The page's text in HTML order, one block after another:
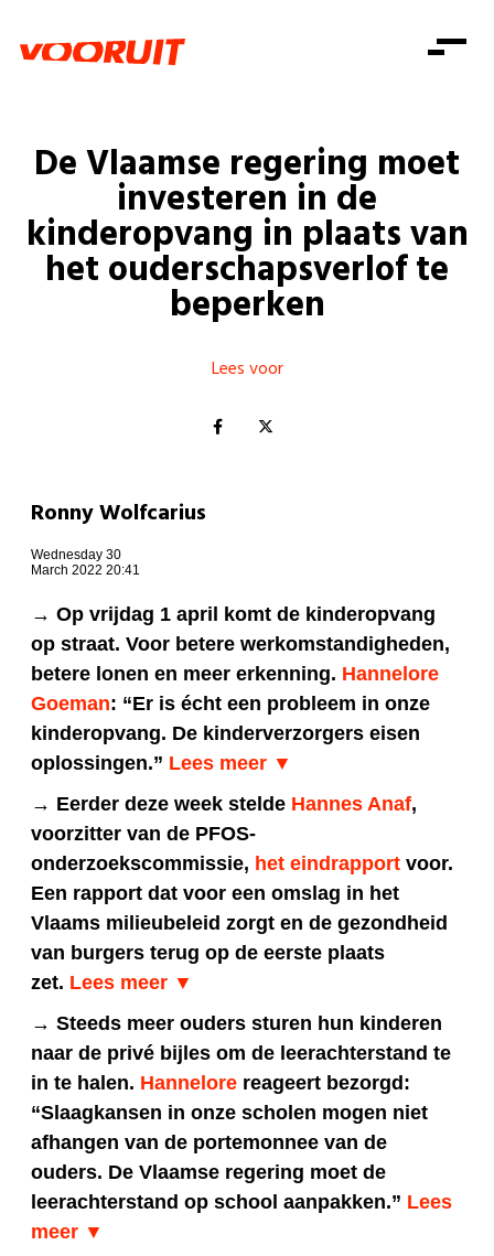
Zorg
Gelijke kansen
Welzijn
Consumentenbescherming
Pensioenen
Onze mensen
Standpunten
Vacatures
Doe mee
Doe mee
Word lid
Mis niets
Shop
Zoeken
Login
Login
Doe mee
De Vlaamse regering moet
investeren in de
kinderopvang in plaats van
het ouderschapsverlof te
beperken
Lees voor
Ronny Wolfcarius
Wednesday 30
March 2022 20:41
→ Op vrijdag 1 april komt de kinderopvang
op straat. Voor betere werkomstandigheden,
betere lonen en meer erkenning. Hannelore
Goeman: “Er is écht een probleem in onze
kinderopvang. De kinderverzorgers eisen
oplossingen.” Lees meer ▼
→ Eerder deze week stelde Hannes Anaf,
voorzitter van de PFOS-
onderzoekscommissie, het eindrapport voor.
Een rapport dat voor een omslag in het
Vlaams milieubeleid zorgt en de gezondheid
van burgers terug op de eerste plaats
zet. Lees meer ▼
→ Steeds meer ouders sturen hun kinderen
naar de privé bijles om de leerachterstand te
in te halen. Hannelore reageert bezorgd:
“Slaagkansen in onze scholen mogen niet
afhangen van de portemonnee van de
ouders. De Vlaamse regering moet de
leerachterstand op school aanpakken.” Lees
meer ▼